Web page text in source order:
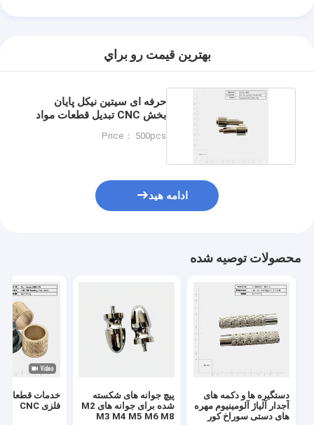
بهترين قيمت رو براي
حرفه ای سیتین نیکل پایان
بخش CNC تبدیل قطعات مواد
Price： 500pcs
ادامه هید
محصولات توصیه شده
دستگیره ها و دکمه های
آجدار آلیاژ آلومینیوم مهره
های دستی سوراخ کور
پیچ جوانه های شکسته
شده برای جوانه های M2
M3 M4 M5 M6 M8
خدمات قطعات
فلزی CNC